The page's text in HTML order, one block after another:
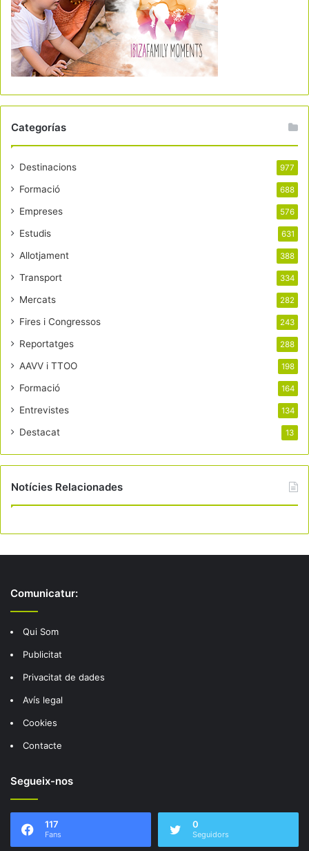
Categorías
Destinacions 977
Formació 688
Empreses 576
Estudis 631
Allotjament 388
Transport 334
Mercats 282
Fires i Congressos 243
Reportatges 288
AAVV i TTOO 198
Formació 164
Entrevistes 134
Destacat 13
Notícies Relacionades
Comunicatur:
Qui Som
Publicitat
Privacitat de dades
Avís legal
Cookies
Contacte
Segueix-nos
117
Fans
0
Seguidors